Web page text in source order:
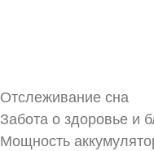
Отслеживание сна
Забота о здоровье и
Мощность